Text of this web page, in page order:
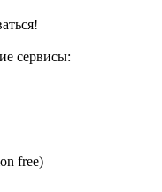
сервисы:
free)